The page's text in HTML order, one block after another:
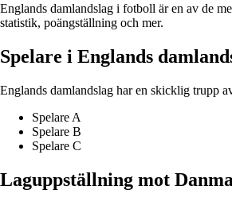
Englands damlandslag i fotboll är en av de
statistik, poängställning och mer.
Spelare i Englands
Englands damlandslag har en skicklig trupp
Spelare A
Spelare B
Spelare C
Laguppställning mot